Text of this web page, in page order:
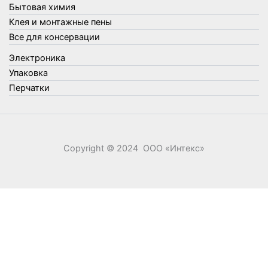
Хозяйственные товары
Швабры, стекломои, черенки и насадки
Шнуры, веревки и шпагаты
Электроника
Элементы питания
Бытовая химия
Клея и монтажные пены
Все для консервации
Электроника
Упаковка
Перчатки
Copyright © 2024 ООО «‎Интекс»‎